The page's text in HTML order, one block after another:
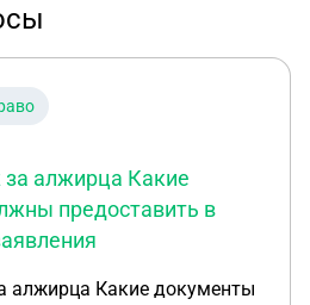
алжирца Какие
предоставить в
алжирца Какие документы